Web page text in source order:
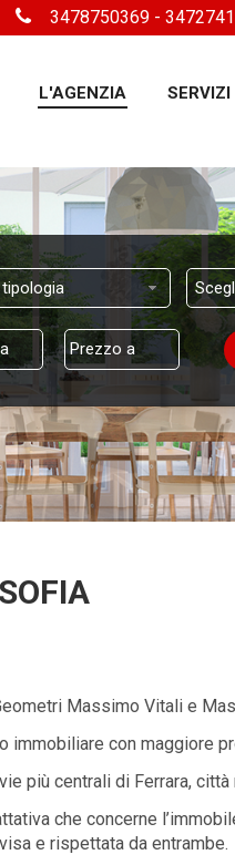
L'AGENZIA SERVIZI
3478750369-
Massimo Vitali e
immobiliare con maggiore
più centrali di Ferrara,
che concerne
e rispettata da entrambe.